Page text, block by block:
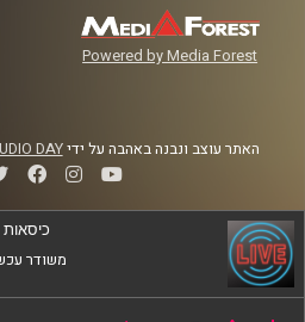
Powered by Media Forest
האתר עוצב ונבנה באהבה על ידיDAY
כיסאות
משודר